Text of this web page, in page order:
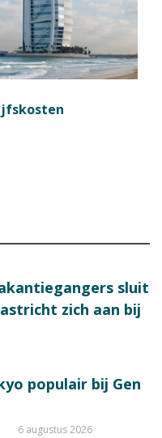
sluit
zich aan bij
populair bij Gen
6 augustus 2026